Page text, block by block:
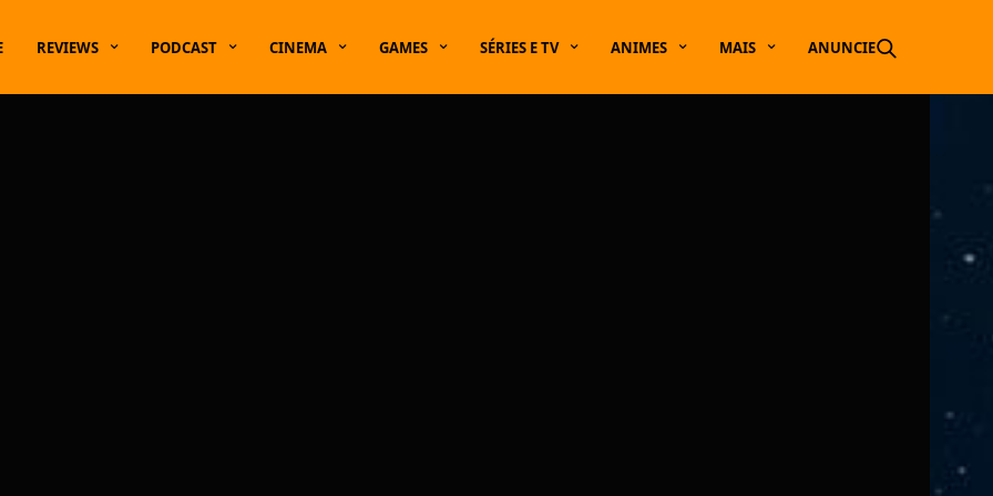
REVIEWS PODCAST CINEMA GAMES SÉRIES E TV ANIMES MAIS ANUNCIE